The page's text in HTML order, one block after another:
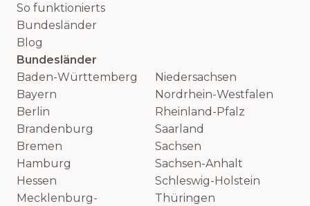
So funktionierts
Bundesländer
Blog
Bundesländer
Baden-Württemberg
Bayern
Berlin
Brandenburg
Bremen
Hamburg
Hessen
Mecklenburg-
Niedersachsen
Nordrhein-Westfalen
Rheinland-Pfalz
Saarland
Sachsen
Sachsen-Anhalt
Schleswig-Holstein
Thüringen